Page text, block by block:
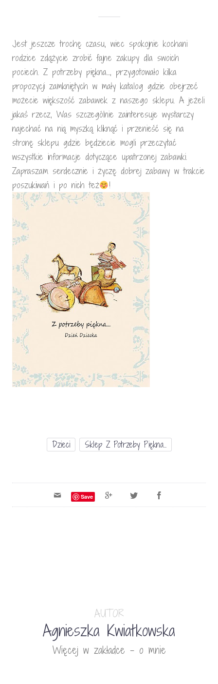
Jest jeszcze trochę czasu, wiec spokojnie kochani
rodzice zdążycie zrobić fajne zakupy dla swoich
pociech. Z potrzeby piękna…, przygotowało kilka
propozycji zamkniętych w mały katalog gdzie obejrzeć
możecie większość zabawek z naszego sklepu. A jeżeli
jakaś rzecz, Was szczególnie zainteresuje wystarczy
najechać na nią myszką kliknąć i przenieść się na
stronę sklepu gdzie będziecie mogli przeczytać
wszystkie informacje dotyczące upatrzonej zabawki.
Zapraszam serdecznie i życzę dobrej zabawy w trakcie
poszukiwań i po nich też
!
Dzieci Sklep Z Potrzeby Piękna...
Save
AUTOR
Agnieszka Kwiatkowska
Więcej w zakładce - o mnie